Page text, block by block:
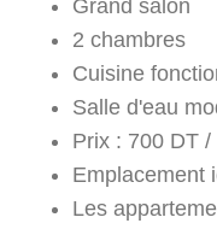
Grand salon
2 chambres
Cuisine
Salle d'eau
Prix : 700 DT /
Emplacement
Les